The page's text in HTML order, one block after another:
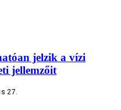
jelzik a vízi
jellemzőit
27.